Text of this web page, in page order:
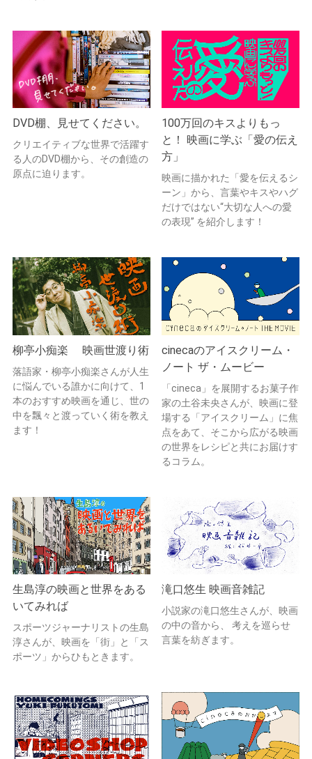
DVD棚、見せてください。
クリエイティブな世界で活躍す
る人のDVD棚から、その創造の
原点に迫ります。
100万回のキスよりもっ
と！ 映画に学ぶ「愛の伝え
方」
映画に描かれた「愛を伝えるシ
ーン」から、言葉やキスやハグ
だけではない“大切な人への愛
の表現” を紹介します！
柳亭小痴楽 映画世渡り術
落語家・柳亭小痴楽さんが人生
に悩んでいる誰かに向けて、1
本のおすすめ映画を通じ、世の
中を飄々と渡っていく術を教え
ます！
cinecaのアイスクリーム・
ノート ザ・ムービー
「cineca」を展開するお菓子作
家の土谷未央さんが、映画に登
場する「アイスクリーム」に焦
点をあて、そこから広がる映画
の世界をレシピと共にお届けす
るコラム。
生島淳の映画と世界をある
いてみれば
スポーツジャーナリストの生島
淳さんが、映画を「街」と「ス
ポーツ」からひもときます。
滝口悠生 映画音雑記
小説家の滝口悠生さんが、映画
の中の音から、 考えを巡らせ
言葉を紡ぎます。